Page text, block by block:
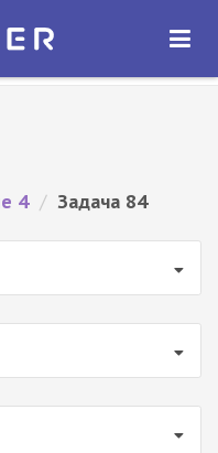
ОТКРЫТЬ
4 / Задача 84